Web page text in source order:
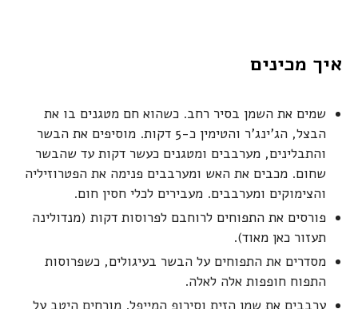
איך מכינים
שמים את השמן בסיר רחב. כשהוא חם מטגנים בו את
הבצל, הג'ינג'ר והטימין כ-5 דקות. מוסיפים את הבשר
והתבלינים, מערבבים ומטגנים כעשר דקות עד שהבשר
שחום. מכבים את האש ומערבבים פנימה את הפטרוזיליה
והצימוקים ומערבבים. מעבירים לכלי חסין חום.
פורסים את התפוחים לרוחבם לפרוסות דקות (מנדולינה
תעזור כאן מאוד).
מסדרים את התפוחים על הבשר בעיגולים, כשפרוסות
התפוח חופפות אלה לאלה.
ערבבים את שמן הזית וסירופ המייפל. מורחים היטב על